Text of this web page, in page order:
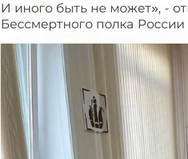
И иного быть не может», -
Бессмертного полка